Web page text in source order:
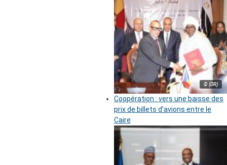
© (DR)
Coopération : vers une baisse des
prix de billets d’avions entre le
Caire